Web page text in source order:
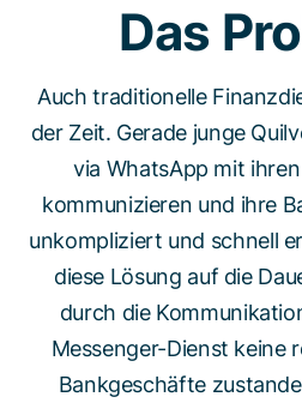
Das
Auch traditionelle
der Zeit. Gerade junge
via WhatsApp mit
kommunizieren und ihre
unkompliziert und schnell
diese Lösung auf die
durch die
Messenger-Dienst keine
Bankgeschäfte